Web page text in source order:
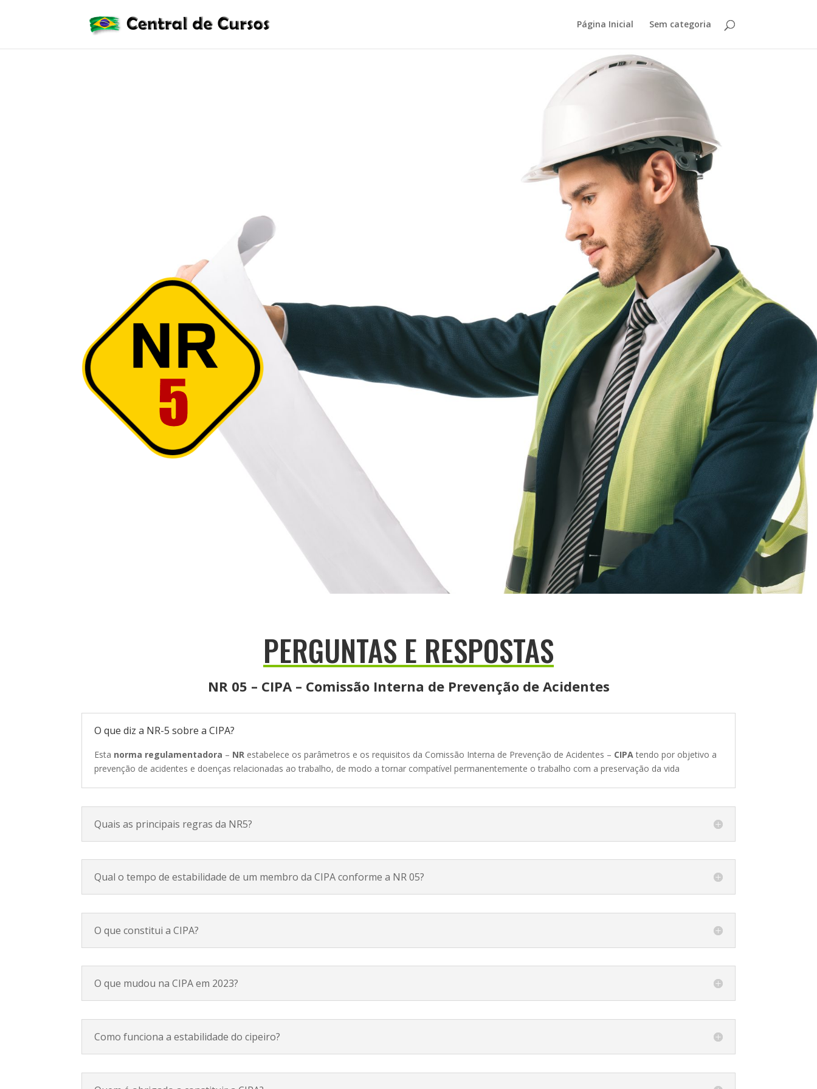
Página Inicial Sem categoria
PERGUNTAS E RESPOSTAS
NR 05 – CIPA – Comissão Interna de Prevenção de Acidentes
O que diz a NR-5 sobre a CIPA?
Esta norma regulamentadora – NR estabelece os parâmetros e os requisitos da Comissão Interna de Prevenção de Acidentes – CIPAtendo por objetivo a
prevenção de acidentes e doenças relacionadas ao trabalho, de modo a tornar compatível permanentemente o trabalho com a preservação da vida
Quais as principais regras da NR5?
Qual o tempo de estabilidade de um membro da CIPA conforme a NR 05?
O que constitui a CIPA?
O que mudou na CIPA em 2023?
Como funciona a estabilidade do cipeiro?